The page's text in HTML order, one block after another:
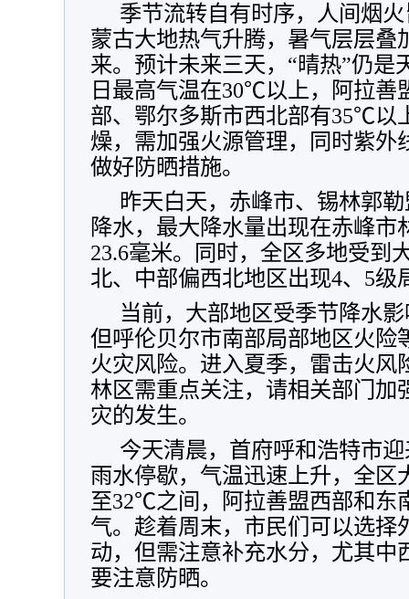
季节流转自有时序，人间烟
蒙古大地热气升腾，暑气层层叠
来。预计未来三天，“晴热”仍是
日最高气温在30℃以上，阿拉善
部、鄂尔多斯市西北部有35℃以
燥，需加强火源管理，同时紫外
做好防晒措施。
昨天白天，赤峰市、锡林郭
降水，最大降水量出现在赤峰市
23.6毫米。同时，全区多地受到
北、中部偏西北地区出现4、5级
当前，大部地区受季节降水
但呼伦贝尔市南部局部地区火险
火灾风险。进入夏季，雷击火风
林区需重点关注，请相关部门加
灾的发生。
今天清晨，首府呼和浩特市
雨水停歇，气温迅速上升，全
至32℃之间，阿拉善盟西部和东
气。趁着周末，市民们可以选择
动，但需注意补充水分，尤其中
要注意防晒。